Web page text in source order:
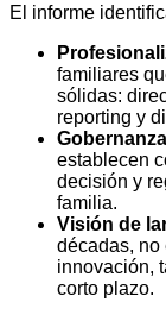
El informe
familiares
sólidas:
reporting y
establecen
decisión y
familia.
Visión de
décadas, no
innovación,
corto plazo.